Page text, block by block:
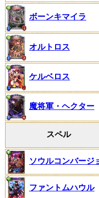
ボーンキマイラ
オルトロス
ケルベロス
魔将軍・ヘクター
スペル
ソウルコンバージ
ファントムハウル